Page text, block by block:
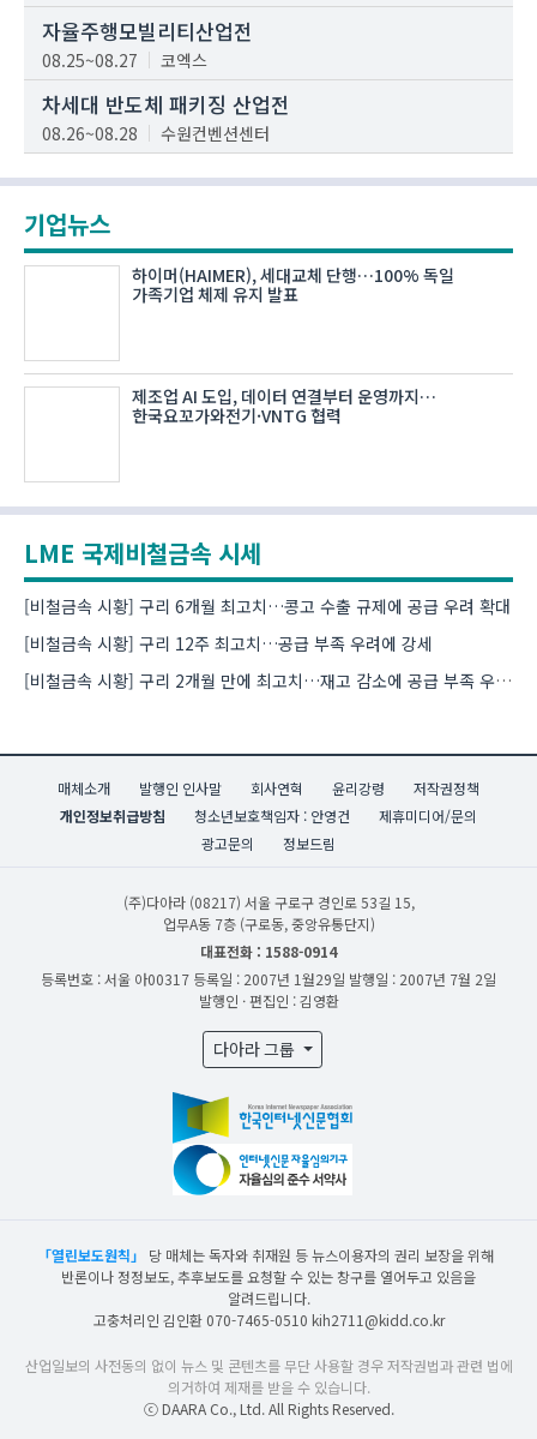
자율주행모빌리티산업전
08.25~08.27 코엑스
차세대 반도체 패키징 산업전
08.26~08.28 수원컨벤션센터
기업뉴스
하이머(HAIMER), 세대교체 단행…100% 독일
가족기업 체제 유지 발표
제조업 AI 도입, 데이터 연결부터 운영까지…
한국요꼬가와전기·VNTG 협력
LME 국제비철금속 시세
[비철금속 시황] 구리 6개월 최고치…콩고 수출 규제에 공급 우려 확대
[비철금속 시황] 구리 12주 최고치…공급 부족 우려에 강세
[비철금속 시황] 구리 2개월 만에 최고치…재고 감소에 공급 부족 우려 확대
매체소개 발행인 인사말 회사연혁 윤리강령
저작권정책
개인정보취급방침
청소년보호책임자 : 안영건
제휴미디어/문의
광고문의
정보드림
(주)다아라 (08217) 서울 구로구 경인로 53길 15,
업무A동 7층 (구로동, 중앙유통단지)
대표전화 : 1588-0914
등록번호 : 서울 아00317 등록일 : 2007년 1월29일 발행일 : 2007년 7월 2일
발행인 · 편집인 : 김영환
다아라 그룹
「열린보도원칙」
당 매체는 독자와 취재원 등 뉴스이용자의 권리 보장을 위해
반론이나 정정보도, 추후보도를 요청할 수 있는 창구를 열어두고 있음을
알려드립니다.
고충처리인 김인환 070-7465-0510 kih2711@kidd.co.kr
산업일보의 사전동의 없이 뉴스 및 콘텐츠를 무단 사용할 경우 저작권법과 관련 법에
의거하여 제재를 받을 수 있습니다.
ⓒ DAARA Co., Ltd. All Rights Reserved.